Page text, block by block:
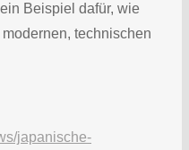
Beispiel dafür, wie
technischen
japanische-